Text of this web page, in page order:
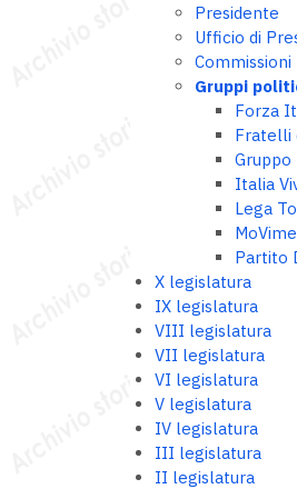
Presidente
Ufficio di
Commissioni
Gruppi
Forza
Gruppo
Italia
Lega
Partito
X legislatura
IX legislatura
VIII legislatura
VII legislatura
VI legislatura
V legislatura
IV legislatura
III legislatura
II legislatura